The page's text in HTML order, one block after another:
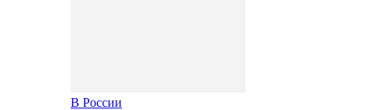
В России